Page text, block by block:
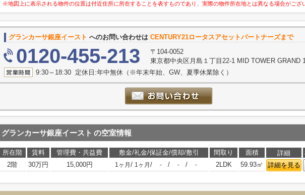
※地図上に表示される物件の位置は付近住所に所在することを表すものであり、実際の物件所在地とは異なる場合がござ
グランカーサ銀座イースト へのお問い合わせは CENTURY21ロータスアセットパートナーズまで
0120-455-213
〒104-0052
東京都中央区月島１丁目22-1 MID TOWER GRAND
9:30～18:30 定休日:年中無休（※年末年始、GW、夏季休業除く）
グランカーサ銀座イースト の空室情報
所在階 賃料 管理費・共益費 敷金/礼金/保証金/償却/敷引 間取り 面積 詳細
2階
30万円 15,000円 1ヶ月 / 1ヶ月 / - / - / - 2LDK 59.93㎡ 詳細を見る